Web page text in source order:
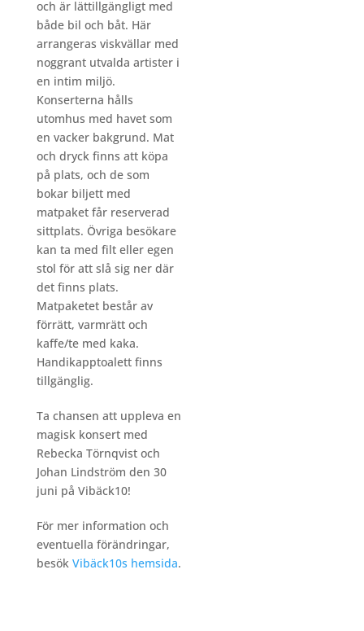
och är lättillgängligt med
både bil och båt. Här
arrangeras viskvällar med
noggrant utvalda artister i
en intim miljö.
Konserterna hålls
utomhus med havet som
en vacker bakgrund. Mat
och dryck finns att köpa
på plats, och de som
bokar biljett med
matpaket får reserverad
sittplats. Övriga besökare
kan ta med filt eller egen
stol för att slå sig ner där
det finns plats.
Matpaketet består av
förrätt, varmrätt och
kaffe/te med kaka.
Handikapptoalett finns
tillgänglig.
Ta chansen att uppleva en
magisk konsert med
Rebecka Törnqvist och
Johan Lindström den 30
juni på Vibäck10!
För mer information och
eventuella förändringar,
besök Vibäck10s hemsida.